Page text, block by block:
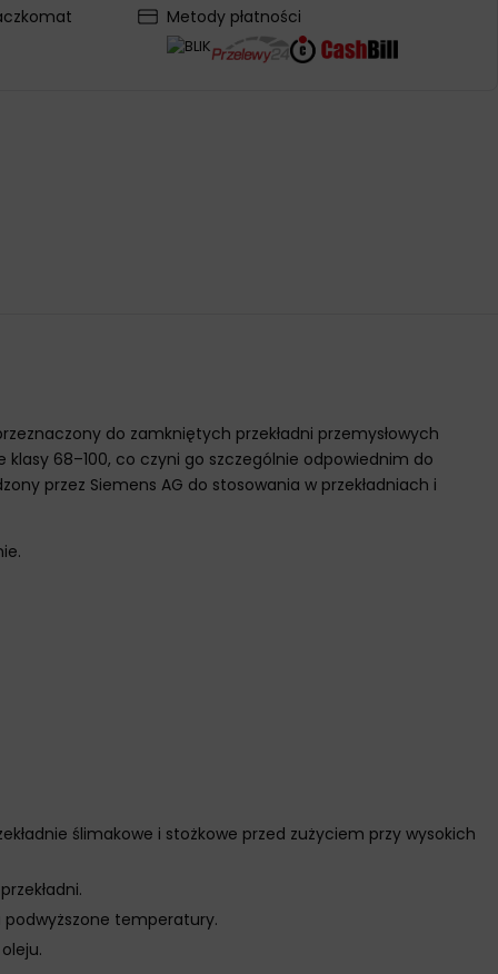
Metody płatności
do zamkniętych przekładni przemysłowych
68–100, co czyni go szczególnie odpowiednim do
przez Siemens AG do stosowania w przekładniach i
ślimakowe i stożkowe przed zużyciem przy wysokich
temperatury.